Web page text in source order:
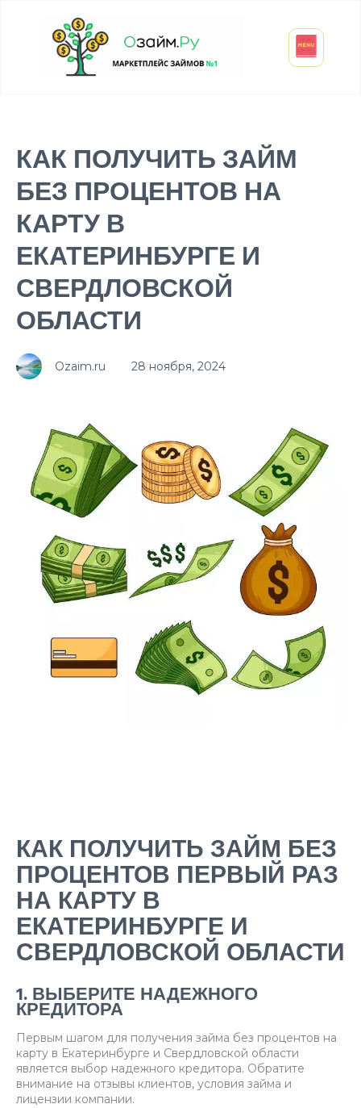
КАК ПОЛУЧИТЬ ЗАЙМ
БЕЗ ПРОЦЕНТОВ НА
КАРТУ В
ЕКАТЕРИНБУРГЕ И
СВЕРДЛОВСКОЙ
ОБЛАСТИ
Ozaim.ru 28 ноября, 2024
КАК ПОЛУЧИТЬ ЗАЙМ БЕЗ
ПРОЦЕНТОВ ПЕРВЫЙ РАЗ
НА КАРТУ В
ЕКАТЕРИНБУРГЕ И
СВЕРДЛОВСКОЙ ОБЛАСТИ
1. ВЫБЕРИТЕ НАДЕЖНОГО
КРЕДИТОРА
Первым шагом для получения займа без процентов на
карту в Екатеринбурге и Свердловской области
является выбор надежного кредитора. Обратите
внимание на отзывы клиентов, условия займа и
лицензии компании.